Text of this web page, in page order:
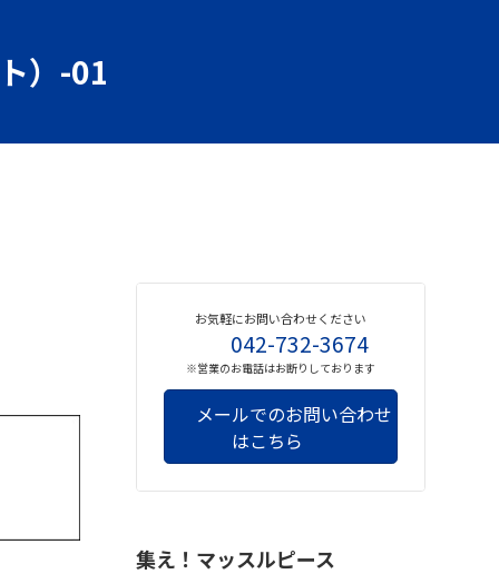
）-01
お気軽にお問い合わせください
042-732-3674
※営業のお電話はお断りしております
メールでのお問い合わせ
はこちら
集え！マッスルピース